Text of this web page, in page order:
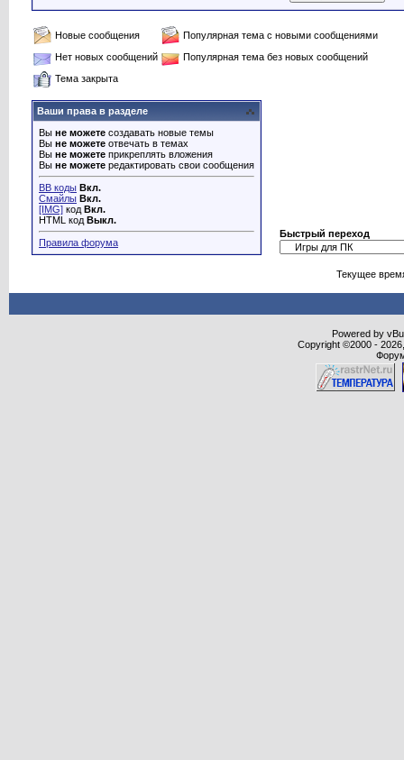
Новые сообщения
Популярная тема с новыми сообщениями
Нет новых сообщений
Популярная тема без новых сообщений
Тема закрыта
Ваши права в разделе
Вы не можете создавать новые темы
Вы не можете отвечать в темах
Вы не можете прикреплять вложения
Вы не можете редактировать свои сообщения
BB коды Вкл.
Смайлы Вкл.
[IMG] код Вкл.
HTML код Выкл.
Правила форума
Быстрый переход
Текущее
Powered by
Copyright ©2000 -